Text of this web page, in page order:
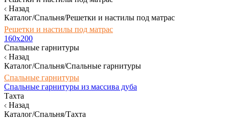
Назад
Каталог/Спальня/Решетки и настилы под матрас
Решетки и настилы под матрас
160х200
Спальные гарнитуры
Назад
Каталог/Спальня/Спальные гарнитуры
Спальные гарнитуры
Спальные гарнитуры из массива дуба
Тахта
Назад
Каталог/Спальня/Тахта